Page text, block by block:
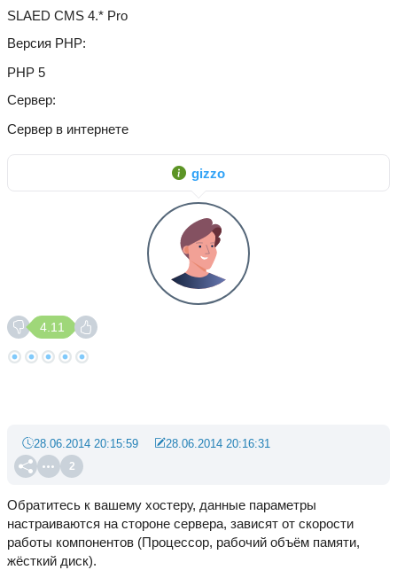
SLAED CMS 4.* Pro
Версия PHP
PHP 5
Сервер
Сервер в интернете
gizzo
4.11
2
28.06.2014 20:15:59 28.06.2014 20:16:31
Обратитесь к вашему хостеру, данные параметры
настраиваются на стороне сервера, зависят от скорости
работы компонентов (Процессор, рабочий объём памяти,
жёсткий диск).